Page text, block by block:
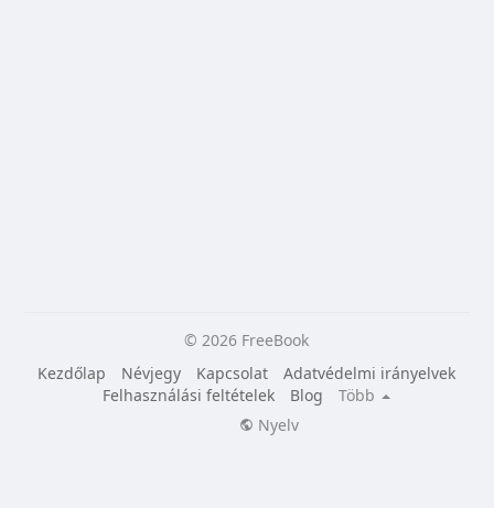
© 2026 FreeBook
Kezdőlap
Névjegy Kapcsolat
Adatvédelmi irányelvek
Felhasználási feltételek
Blog
Több
Nyelv